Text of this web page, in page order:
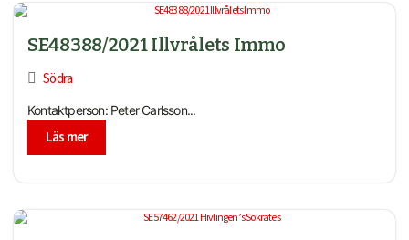
SE48388/2021 Illvrålets Immo
Södra
Kontaktperson: Peter Carlsson...
Läs mer